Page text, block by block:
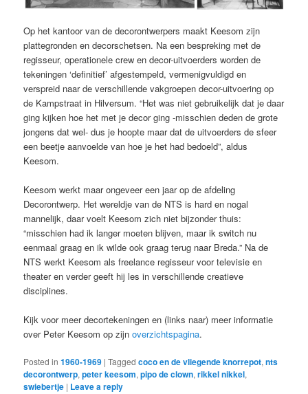
Op het kantoor van de decorontwerpers maakt Keesom zijn
plattegronden en decorschetsen. Na een bespreking met de
regisseur, operationele crew en decor-uitvoerders worden de
tekeningen ‘definitief’ afgestempeld, vermenigvuldigd en
verspreid naar de verschillende vakgroepen decor-uitvoering op
de Kampstraat in Hilversum. “Het was niet gebruikelijk dat je daar
ging kijken hoe het met je decor ging -misschien deden de grote
jongens dat wel- dus je hoopte maar dat de uitvoerders de sfeer
een beetje aanvoelde van hoe je het had bedoeld”, aldus
Keesom.
Keesom werkt maar ongeveer een jaar op de afdeling
Decorontwerp. Het wereldje van de NTS is hard en nogal
mannelijk, daar voelt Keesom zich niet bijzonder thuis:
“misschien had ik langer moeten blijven, maar ik switch nu
eenmaal graag en ik wilde ook graag terug naar Breda.” Na de
NTS werkt Keesom als freelance regisseur voor televisie en
theater en verder geeft hij les in verschillende creatieve
disciplines.
Kijk voor meer decortekeningen en (links naar) meer informatie
over Peter Keesom op zijnoverzichtspagina.
Posted in 1960-1969 |Tagged coco en de vliegende knorrepot,nts
decorontwerp,peter keesom,pipo de clown,rikkel nikkel,
swiebertje | Leave a reply